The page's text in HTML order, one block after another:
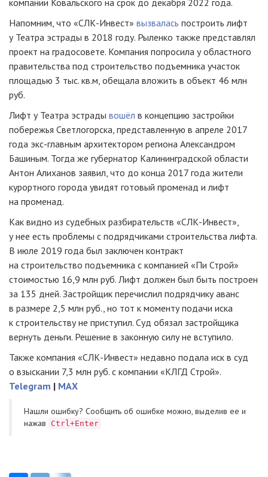
компании Ковальского на срок до декабря 2022 года.
Напомним, что «СЛК-Инвест» вызвалась построить лифт
у Театра эстрады в 2018 году. Рыленко также представлял
проект на градосовете. Компания попросила у областного
правительства под строительство подъемника участок
площадью 3 тыс. кв.м, обещала вложить в объект 46 млн
руб.
Лифт у Театра эстрады вошёл в концепцию застройки
побережья Светлогорска, представленную в апреле 2017
года экс-главным архитектором региона Александром
Башиным. Тогда же губернатор Калининградской области
Антон Алиханов заявил, что до конца 2017 года жители
курортного города увидят готовый променад и лифт
на променад.
Как видно из судебных разбирательств «СЛК-Инвест»,
у нее есть проблемы с подрядчиками строительства лифта.
В июле 2019 года был заключен контракт
на строительство подъемника с компанией «Пи Строй»
стоимостью 16,9 млн руб. Лифт должен был быть построен
за 135 дней. Застройщик перечислил подрядчику аванс
в размере 2,5 млн руб., но тот к моменту подачи иска
к строительству не приступил. Суд обязал застройщика
вернуть деньги. Решение в законную силу не вступило.
Также компания «СЛК-Инвест» недавно подала иск в суд
о взыскании 7,3 млн руб. с компании «КЛГД Строй».
Telegram | MAX
Нашли ошибку? Cообщить об ошибке можно, выделив ее и
нажав
Ctrl+Enter